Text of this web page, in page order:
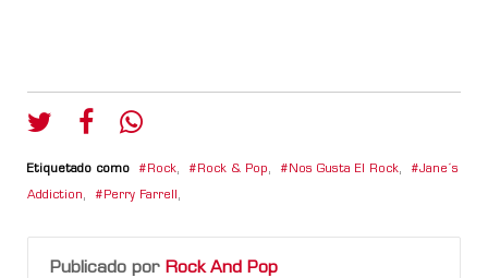
Etiquetado como Rock, Rock & Pop, Nos Gusta El Rock, Jane´s
Addiction, Perry Farrell ,
Publicado por Rock And Pop